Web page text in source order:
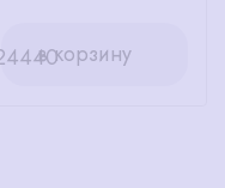
в корзину